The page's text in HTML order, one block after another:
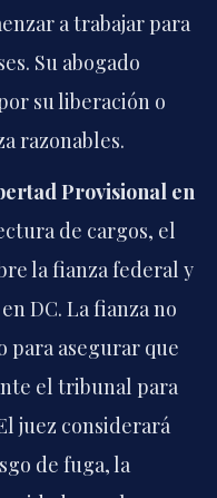
a trabajar para
Su abogado
su liberación o
razonables.
Provisional en
de cargos, el
la fianza federal y
DC. La fianza no
para asegurar que
el tribunal para
juez considerará
de fuga, la